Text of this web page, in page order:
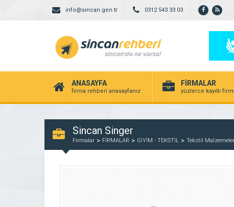
info@sincan.gen.tr 0312 543 33 03
ANASAYFA
firma rehberi anasayfanız
FİRMALAR
yüzlerce kayıtlı
Sincan Singer
Firmalar FİRMALAR GİYİM - TEKSTİL Tekstil